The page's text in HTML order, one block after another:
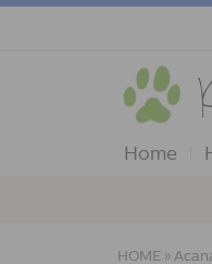
Home
HOME »